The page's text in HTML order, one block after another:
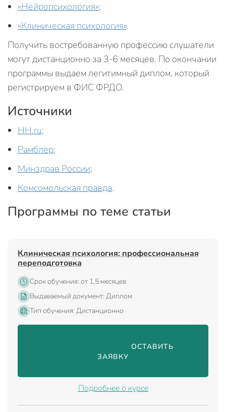
«Нейропсихология»;
«Клиническая психология».
Получить востребованную профессию слушатели
могут дистанционно за 3-6 месяцев. По окончании
программы выдаем легитимный диплом, который
регистрируем в ФИС ФРДО.
Источники
HH.ru;
Рамблер;
Минздрав России;
Комсомольская правда.
Программы по теме статьи
Клиническая психология: профессиональная
переподготовка
Срок обучения: от 1,5 месяцев
Выдаваемый документ: Диплом
Тип обучения: Дистанционно
                                ОСТАВИТЬ
ЗАЯВКУ
Подробнее о курсе